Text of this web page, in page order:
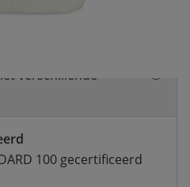
verschillende
100 gecertificeerd